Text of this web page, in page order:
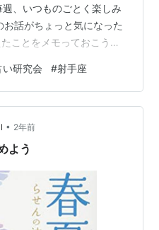
、いつものごとく楽しみ
話がちょっと気になった
ことをメモっておこうと
なところを引用しておき
、「今、何したい? 」と
てみてほしいのです。＝中
、「やらなければいけな
けじゃないですか。仕事
い研究会 #射手座
• 2年前
よう